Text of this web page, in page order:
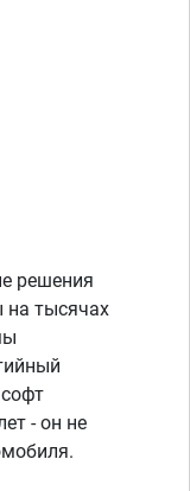
решения
на тысячах
- он не